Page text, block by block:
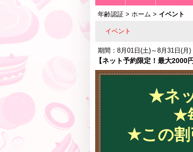
年齢認証 > ホーム > イベント
イベント
期間：8月01日(土)～8月31日(月)
【ネット予約限定！最大2000
★ネ
★
★この割